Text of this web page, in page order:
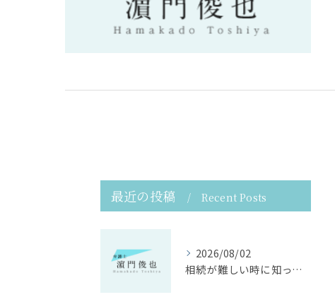
最近の投稿 Recent Posts
2026/08/02
相続が難しい時に知っておくべき東京都中央区日本橋人形町での専門家選びガイド